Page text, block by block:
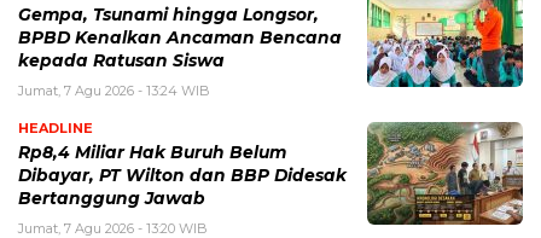
Gempa, Tsunami hingga Longsor,
BPBD Kenalkan Ancaman Bencana
kepada Ratusan Siswa
Jumat, 7 Agu 2026 - 13:24 WIB
HEADLINE
Rp8,4 Miliar Hak Buruh Belum
Dibayar, PT Wilton dan BBP Didesak
Bertanggung Jawab
Jumat, 7 Agu 2026 - 13:20 WIB